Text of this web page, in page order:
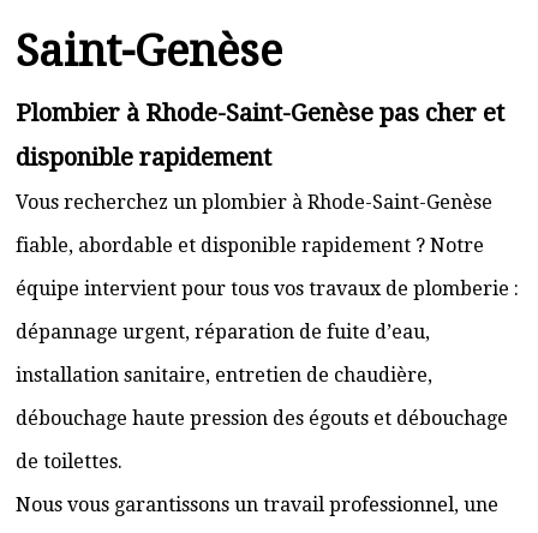
Saint-Genèse
Plombier à Rhode-Saint-Genèse pas cher et
disponible rapidement
Vous recherchez un plombier à Rhode-Saint-Genèse
fiable, abordable et disponible rapidement ? Notre
équipe intervient pour tous vos travaux de plomberie :
dépannage urgent, réparation de fuite d’eau,
installation sanitaire, entretien de chaudière,
débouchage haute pression des égouts et débouchage
de toilettes.
Nous vous garantissons un travail professionnel, une